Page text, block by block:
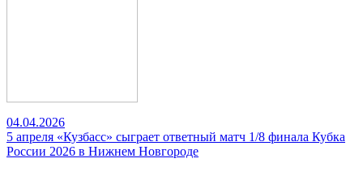
04.04.2026
5 апреля «Кузбасс» сыграет ответный матч 1/8 финала Кубка
России 2026 в Нижнем Новгороде